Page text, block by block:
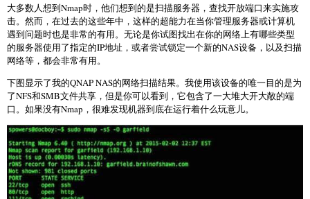
大多数人想到Nmap时，他们想到的是扫描服务器，查找开放端口来实施攻
击。然而，在过去的这些年中，这样的超能力在当你管理服务器或计算机
遇到问题时也是非常的有用。无论是你试图找出在你的网络上有哪些类型
的服务器使用了指定的IP地址，或者尝试锁定一个新的NAS设备，以及扫描
网络等，都会非常有用。
下图显示了我的QNAP NAS的网络扫描结果。我使用该设备的唯一目的是为
了NFS和SMB文件共享，但是你可以看到，它包含了一大堆大开大敞的端
口。如果没有Nmap，很难发现机器到底在运行着什么玩意儿。